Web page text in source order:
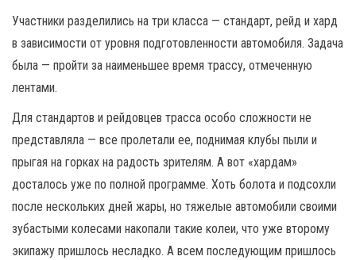
Участники разделились на три класса — стандарт, рейд и хард
в зависимости от уровня подготовленности автомобиля. Задача
была — пройти за наименьшее время трассу, отмеченную
лентами.
Для стандартов и рейдовцев трасса особо сложности не
представляла — все пролетали ее, поднимая клубы пыли и
прыгая на горках на радость зрителям. А вот «хардам»
досталось уже по полной программе. Хоть болота и подсохли
после нескольких дней жары, но тяжелые автомобили своими
зубастыми колесами накопали такие колеи, что уже второму
экипажу пришлось несладко. А всем последующим пришлось